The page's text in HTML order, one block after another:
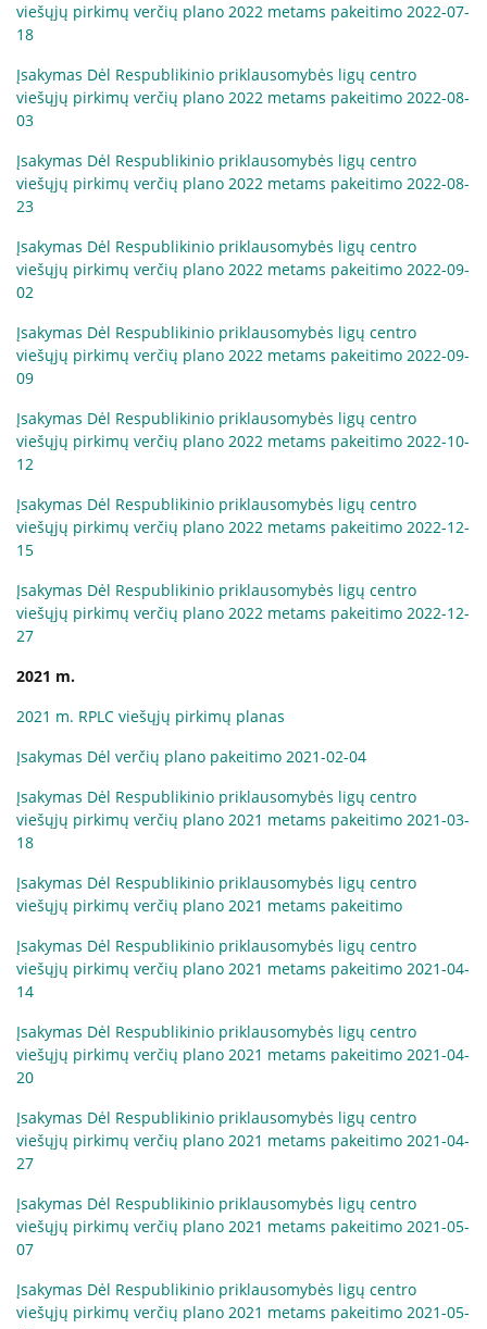
viešųjų pirkimų verčių plano 2022 metams pakeitimo 2022-07-
18
Įsakymas Dėl Respublikinio priklausomybės ligų centro
viešųjų pirkimų verčių plano 2022 metams pakeitimo 2022-08-
03
Įsakymas Dėl Respublikinio priklausomybės ligų centro
viešųjų pirkimų verčių plano 2022 metams pakeitimo 2022-08-
23
Įsakymas Dėl Respublikinio priklausomybės ligų centro
viešųjų pirkimų verčių plano 2022 metams pakeitimo 2022-09-
02
Įsakymas Dėl Respublikinio priklausomybės ligų centro
viešųjų pirkimų verčių plano 2022 metams pakeitimo 2022-09-
09
Įsakymas Dėl Respublikinio priklausomybės ligų centro
viešųjų pirkimų verčių plano 2022 metams pakeitimo 2022-10-
12
Įsakymas Dėl Respublikinio priklausomybės ligų centro
viešųjų pirkimų verčių plano 2022 metams pakeitimo 2022-12-
15
Įsakymas Dėl Respublikinio priklausomybės ligų centro
viešųjų pirkimų verčių plano 2022 metams pakeitimo 2022-12-
27
2021 m.
2021 m. RPLC viešųjų pirkimų planas
Įsakymas Dėl verčių plano pakeitimo 2021-02-04
Įsakymas Dėl Respublikinio priklausomybės ligų centro
viešųjų pirkimų verčių plano 2021 metams pakeitimo 2021-03-
18
Įsakymas Dėl Respublikinio priklausomybės ligų centro
viešųjų pirkimų verčių plano 2021 metams pakeitimo
Įsakymas Dėl Respublikinio priklausomybės ligų centro
viešųjų pirkimų verčių plano 2021 metams pakeitimo 2021-04-
14
Įsakymas Dėl Respublikinio priklausomybės ligų centro
viešųjų pirkimų verčių plano 2021 metams pakeitimo 2021-04-
20
Įsakymas Dėl Respublikinio priklausomybės ligų centro
viešųjų pirkimų verčių plano 2021 metams pakeitimo 2021-04-
27
Įsakymas Dėl Respublikinio priklausomybės ligų centro
viešųjų pirkimų verčių plano 2021 metams pakeitimo 2021-05-
07
Įsakymas Dėl Respublikinio priklausomybės ligų centro
viešųjų pirkimų verčių plano 2021 metams pakeitimo 2021-05-